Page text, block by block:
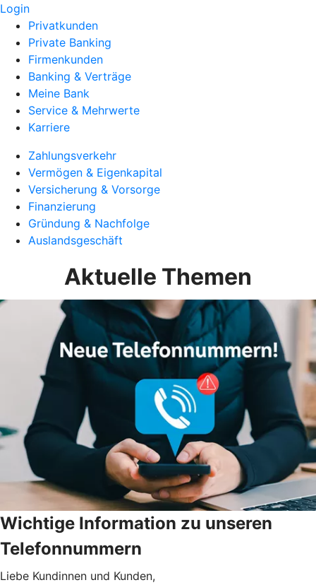
Login
Privatkunden
Private Banking
Firmenkunden
Banking & Verträge
Meine Bank
Service & Mehrwerte
Karriere
Zahlungsverkehr
Vermögen & Eigenkapital
Versicherung & Vorsorge
Finanzierung
Gründung & Nachfolge
Auslandsgeschäft
Aktuelle Themen
Wichtige Information zu unseren
Telefonnummern
Liebe Kundinnen und Kunden,